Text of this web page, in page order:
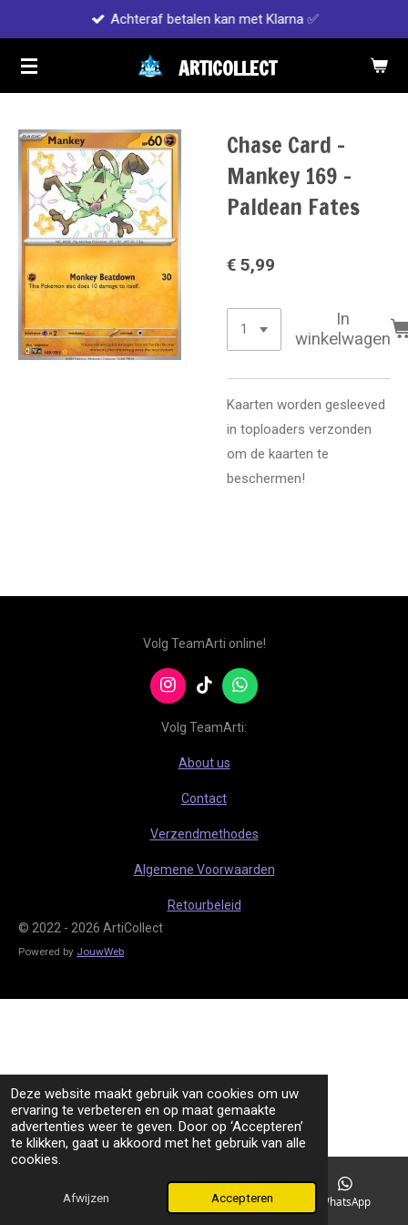
Deze website maakt gebruik van cookies om uw
ervaring te verbeteren en op maat gemaakte
advertenties weer te geven. Door op ‘Accepteren’
te klikken, gaat u akkoord met het gebruik van alle
cookies.
Afwijzen Accepteren
naar
de
ARTICOLLECT
Achteraf betalen kan met Klarna ✅
Chase Card -
Mankey 169 -
Paldean Fates
€ 5,99
In
winkelwagen
Kaarten worden gesleeved
in toploaders verzonden
om de kaarten te
beschermen!
Volg TeamArti online!
I
n
s
T
k
o
k
W
h
a
Volg TeamArti:
About us
Contact
Verzendmethodes
Algemene Voorwaarden
Retourbeleid
© 2022 - 2026 ArtiCollect
Powered by JouwWeb
TikTok WhatsApp